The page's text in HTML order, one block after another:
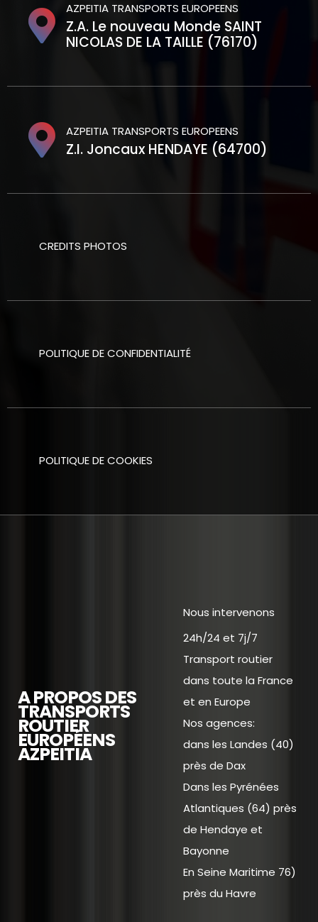
AZPEITIA TRANSPORTS EUROPEENS
Z.A. Le nouveau Monde SAINT
NICOLAS DE LA TAILLE (76170)
AZPEITIA TRANSPORTS EUROPEENS
Z.I. Joncaux HENDAYE (64700)
CREDITS PHOTOS
POLITIQUE DE CONFIDENTIALITÉ
POLITIQUE DE COOKIES
A PROPOS DES
TRANSPORTS
ROUTIER
EUROPÉENS
AZPEITIA
Nous intervenons
24h/24 et 7j/7
Transport routier
dans toute la France
et en Europe
Nos agences:
dans les Landes (40)
près de Dax
Dans les Pyrénées
Atlantiques (64) près
de Hendaye et
Bayonne
En Seine Maritime 76)
près du Havre